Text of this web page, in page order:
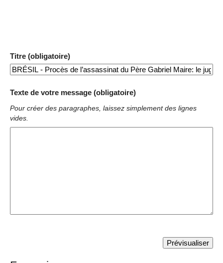
Titre (obligatoire)
Texte de votre message (obligatoire)
Pour créer des paragraphes, laissez simplement des lignes
vides.